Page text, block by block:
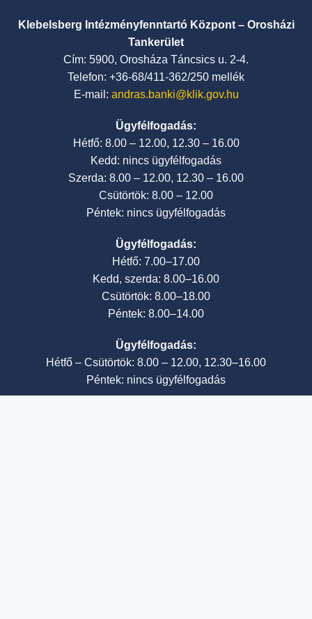
Klebelsberg Intézményfenntartó Központ – Orosházi
Tankerület
Cím: 5900, Orosháza Táncsics u. 2-4.
Telefon: +36-68/411-362/250 mellék
E-mail: andras.banki@klik.gov.hu
Ügyfélfogadás:
Hétfő: 8.00 – 12.00, 12.30 – 16.00
Kedd: nincs ügyfélfogadás
Szerda: 8.00 – 12.00, 12.30 – 16.00
Csütörtök: 8.00 – 12.00
Péntek: nincs ügyfélfogadás
Ügyfélfogadás:
Hétfő: 7.00–17.00
Kedd, szerda: 8.00–16.00
Csütörtök: 8.00–18.00
Péntek: 8.00–14.00
Ügyfélfogadás:
Hétfő – Csütörtök: 8.00 – 12.00, 12.30–16.00
Péntek: nincs ügyfélfogadás